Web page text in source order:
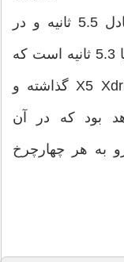
5.4 ثانیه، 740Le iPerformance معادل 5.5 ثانیه و در
740Le iPerformance XDrive برابر با 5.3 ثانیه است که
مدل آخری پا جای پای مدل X5 Xdrive40e گذاشته و
بود که در آن
به هر چهارچرخ